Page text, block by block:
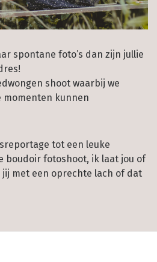
spontane foto’s dan zijn jullie
shoot waarbij we
momenten kunnen
tot een leuke
boudoir fotoshoot, ik laat jou of
jij met een oprechte lach of dat